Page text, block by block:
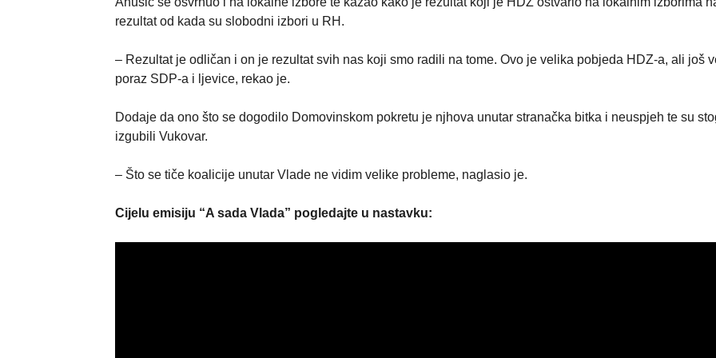
rezultat od kada su slobodni izbori u RH.
– Rezultat je odličan i on je rezultat svih nas koji smo radili na tome. Ovo je velika pobjeda HDZ-a, ali još
poraz SDP-a i ljevice, rekao je.
Dodaje da ono što se dogodilo Domovinskom pokretu je njhova unutar stranačka bitka i neuspjeh te su
izgubili Vukovar.
– Što se tiče koalicije unutar Vlade ne vidim velike probleme, naglasio je.
Cijelu emisiju “A sada Vlada” pogledajte u nastavku: